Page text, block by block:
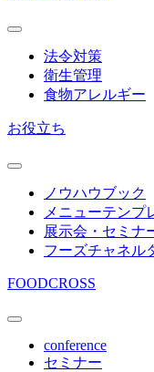
法令対策
衛生管理
食物アレルギー
お役立ち
ノウハウブック
メニューテンプ
展示会・セミナ
フーズチャネル
FOODCROSS
conference
セミナー